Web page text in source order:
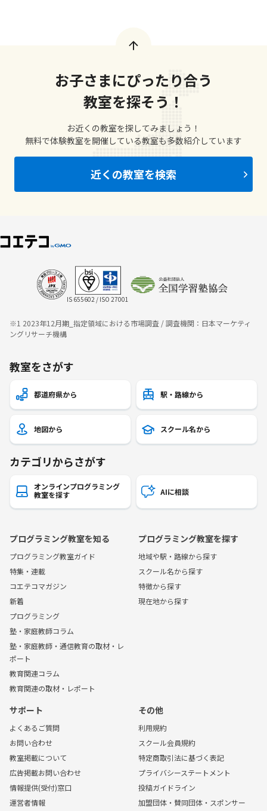
お子さまにぴったり合う
教室を探そう！
お近くの教室を探してみましょう！
無料で体験教室を開催している教室も多数紹介しています
近くの教室を検索
IS 655602 / ISO 27001
※1 2023年12月期_指定領域における市場調査 / 調査機関：日本マーケティ
ングリサーチ機構
教室をさがす
都道府県から 駅・路線から
地図から スクール名から
カテゴリからさがす
オンラインプログラミング
教室を探す
AIに相談
プログラミング教室を知る
プログラミング教室ガイド
特集・連載
コエテコマガジン
新着
プログラミング
塾・家庭教師コラム
塾・家庭教師・通信教育の取材・レ
ポート
教育関連コラム
教育関連の取材・レポート
プログラミング教室を探す
地域や駅・路線から探す
スクール名から探す
特徴から探す
現在地から探す
サポート
よくあるご質問
お問い合わせ
教室掲載について
広告掲載お問い合わせ
情報提供(受付)窓口
運営者情報
その他
利用規約
スクール会員規約
特定商取引法に基づく表記
プライバシーステートメント
投稿ガイドライン
加盟団体・賛同団体・スポンサー